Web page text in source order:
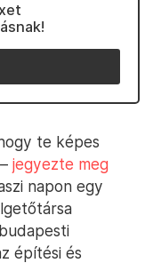
te képes
jegyezte meg
napon egy
építési és